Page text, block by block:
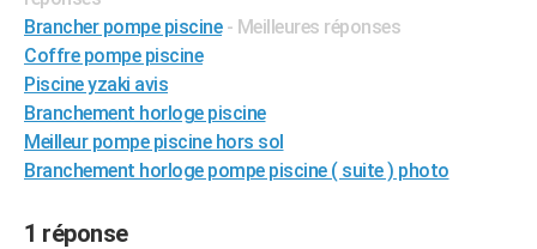
COPAINS D'AVANT
S'inscrire
Se connecter
Lycées
Collèges
Primaires
Universités
Entreprises
Service militaire
Avis de recherche
AVIS DE DÉCÈS
FORUM
Bricolage
Lifestyle
Culture
Sport
Auto
Television
Voyage
Cinema
Brancher pompe piscine - Meilleures réponses
Coffre pompe piscine
Piscine yzaki avis
Branchement horloge piscine
Meilleur pompe piscine hors sol
Branchement horloge pompe piscine ( suite ) photo
1 réponse